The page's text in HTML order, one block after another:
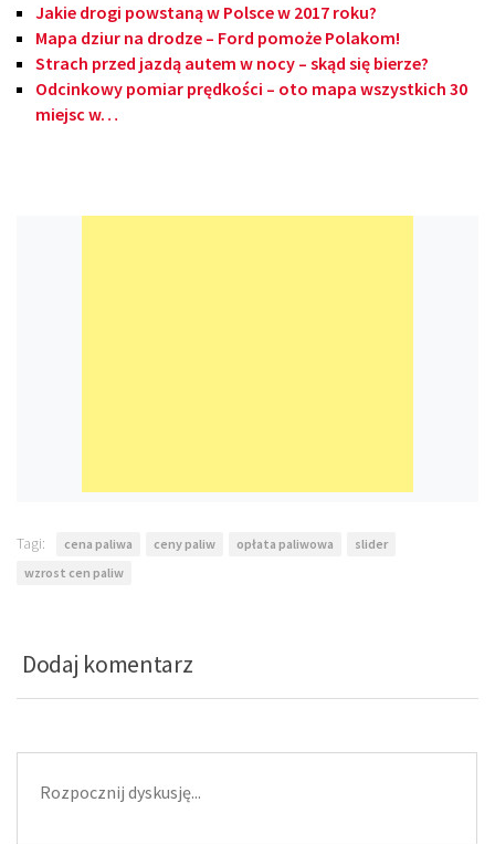
Jakie drogi powstaną w Polsce w 2017 roku?
Mapa dziur na drodze – Ford pomoże Polakom!
Strach przed jazdą autem w nocy – skąd się bierze?
Odcinkowy pomiar prędkości – oto mapa wszystkich 30
miejsc w…
Tagi: cena paliwa ceny paliw opłata paliwowa
slider
wzrost cen paliw
Dodaj komentarz